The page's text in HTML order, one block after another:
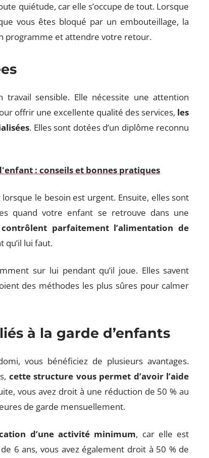
quiétude, car elle s’occupe de tout. Lorsque
vous êtes bloqué par un embouteillage, la
programme et attendre votre retour.
sensible. Elle nécessite une attention
offrir une excellente qualité des services, les
. Elles sont dotées d’un diplôme reconnu
: conseils et bonnes pratiques
le besoin est urgent. Ensuite, elles sont
quand votre enfant se retrouve dans une
contrôlent parfaitement l’alimentation de
qu’il lui faut.
sur lui pendant qu’il joue. Elles savent
des méthodes les plus sûres pour calmer
à la garde d’enfants
vous bénéficiez de plusieurs avantages.
cette structure vous permet d’avoir l’aide
vous avez droit à une réduction de 50 % au
de garde mensuellement.
d’une activité minimum, car elle est
6 ans, vous avez également droit à 50 % de